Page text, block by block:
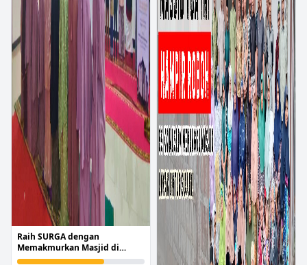
Raih SURGA dengan
Memakmurkan Masjid di
Pelosok Nusantara